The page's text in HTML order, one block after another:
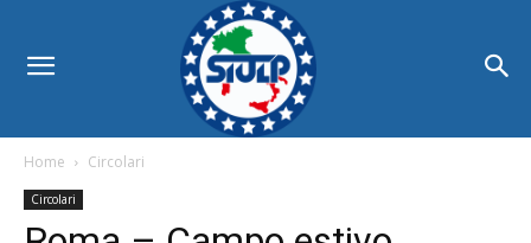
Home Circolari
Circolari